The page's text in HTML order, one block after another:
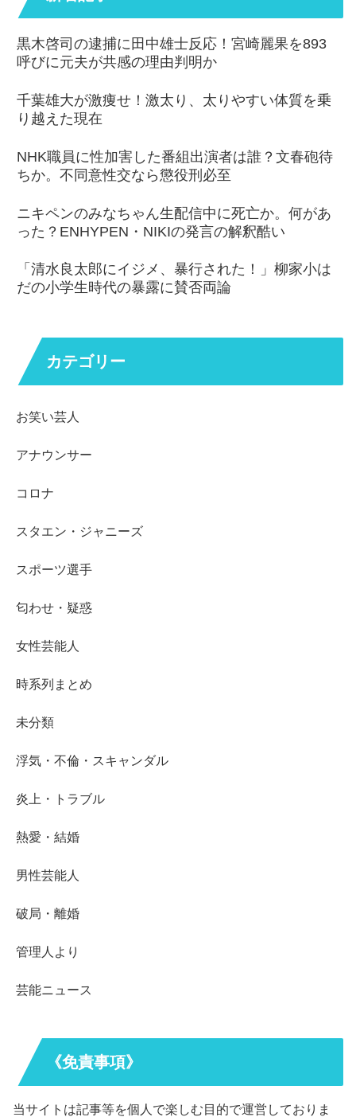
黒木啓司の逮捕に田中雄士反応！宮崎麗果を893
呼びに元夫が共感の理由判明か
千葉雄大が激痩せ！激太り、太りやすい体質を乗
り越えた現在
NHK職員に性加害した番組出演者は誰？文春砲待
ちか。不同意性交なら懲役刑必至
ニキペンのみなちゃん生配信中に死亡か。何があ
った？ENHYPEN・NIKIの発言の解釈酷い
「清水良太郎にイジメ、暴行された！」柳家小は
だの小学生時代の暴露に賛否両論
カテゴリー
お笑い芸人
アナウンサー
コロナ
スタエン・ジャニーズ
スポーツ選手
匂わせ・疑惑
女性芸能人
時系列まとめ
未分類
浮気・不倫・スキャンダル
炎上・トラブル
熱愛・結婚
男性芸能人
破局・離婚
管理人より
芸能ニュース
《免責事項》
当サイトは記事等を個人で楽しむ目的で運営しておりま